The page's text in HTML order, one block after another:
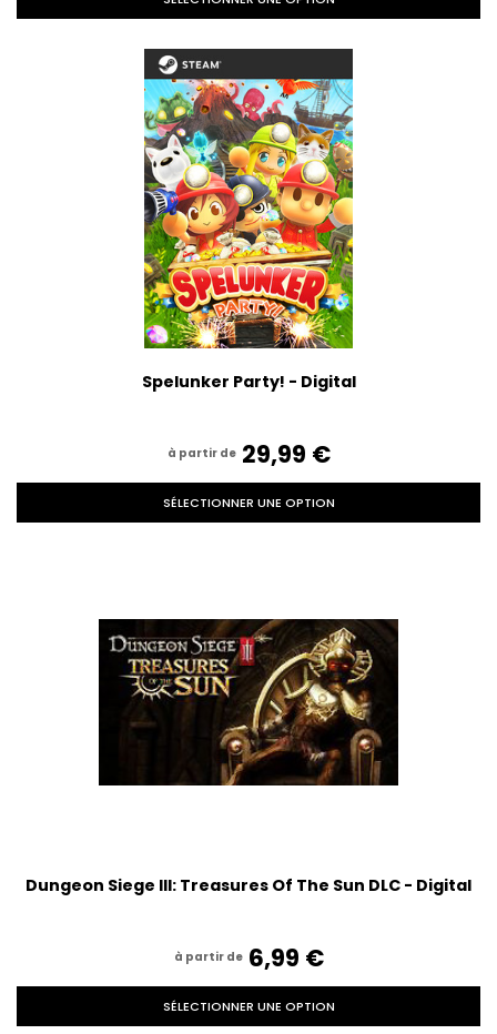
Spelunker Party! - Digital
à partir de 29,99‎ ‎€
SÉLECTIONNER UNE OPTION
Dungeon Siege III: Treasures Of The Sun DLC - Digital
à partir de 6,99‎ ‎€
SÉLECTIONNER UNE OPTION